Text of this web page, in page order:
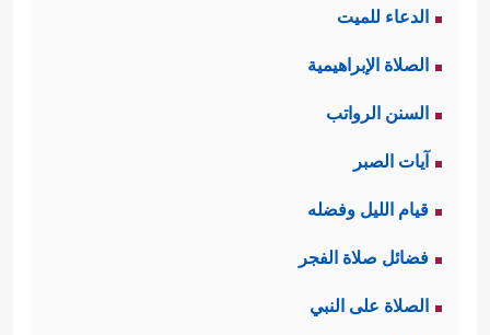
الدعاء للميت
الصلاة الإبراهيمية
السنن الرواتب
آيات الصبر
قيام الليل وفضله
فضائل صلاة الفجر
الصلاة على النبي